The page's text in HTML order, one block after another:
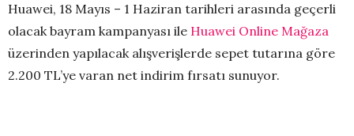
Huawei, 18 Mayıs – 1 Haziran tarihleri arasında geçerli
olacak bayram kampanyası ile Huawei Online Mağaza
üzerinden yapılacak alışverişlerde sepet tutarına göre
2.200 TL’ye varan net indirim fırsatı sunuyor.